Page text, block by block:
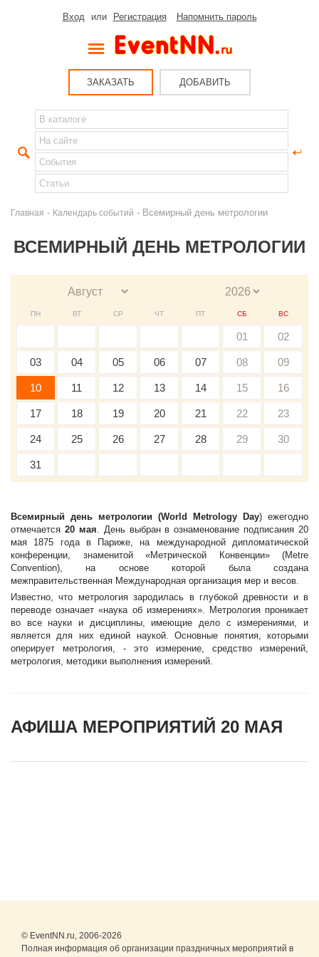
Вход или Регистрация Напомнить пароль
ЗАКАЗАТЬ ДОБАВИТЬ
Главная - Календарь событий - Всемирный день метрологии
ВСЕМИРНЫЙ ДЕНЬ МЕТРОЛОГИИ
ПН ВТ СР ЧТ ПТ СБ ВС
01 02
03 04 05 06 07 08 09
10 11 12 13 14 15 16
17 18 19 20 21 22 23
24 25 26 27 28 29 30
31
Всемирный день метрологии (World Metrology Day) ежегодно
отмечается 20 мая. День выбран в ознаменование подписания 20
мая 1875 года в Париже, на международной дипломатической
конференции, знаменитой «Метрической Конвенции» (Metre
Convention), на основе которой была создана
межправительственная Международная организация мер и весов.
Известно, что метрология зародилась в глубокой древности и в
переводе означает «наука об измерениях». Метрология проникает
во все науки и дисциплины, имеющие дело с измерениями, и
является для них единой наукой. Основные понятия, которыми
оперирует метрология, - это измерение, средство измерений,
метрология, методики выполнения измерений.
АФИША МЕРОПРИЯТИЙ 20 МАЯ
© EventNN.ru, 2006-2026
Полная информация об организации праздничных мероприятий в